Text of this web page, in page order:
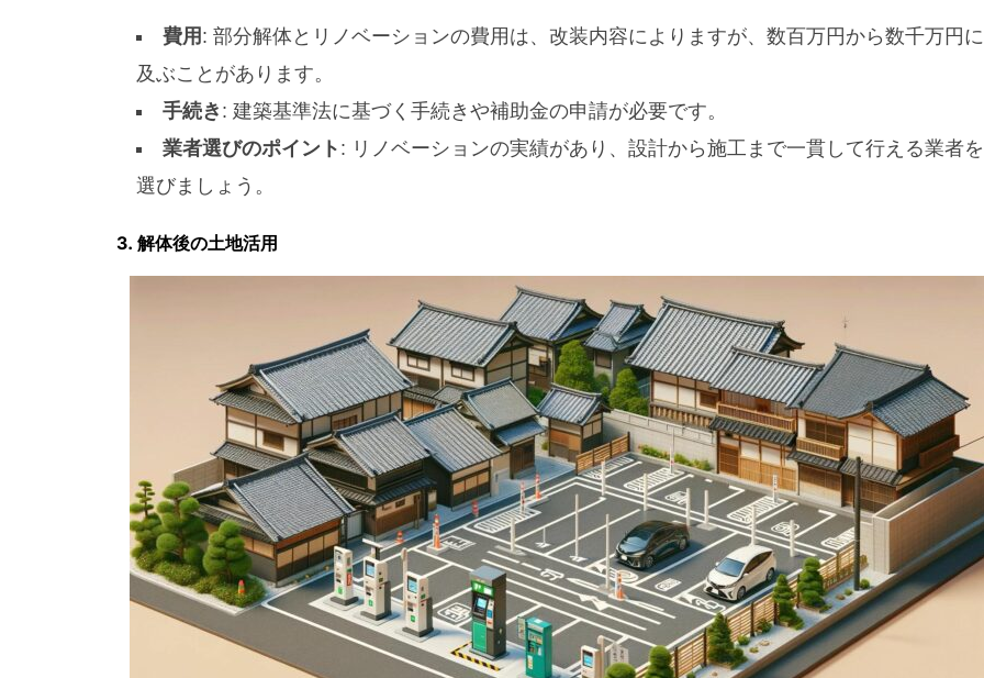
費用 : 部分解体とリノベーションの費用は、改装内容によりますが、数百万円から数千万円に
及ぶことがあります。
手続き : 建築基準法に基づく手続きや補助金の申請が必要です。
業者選びのポイント : リノベーションの実績があり、設計から施工まで一貫して行える業者を
選びましょう。
3. 解体後の土地活用